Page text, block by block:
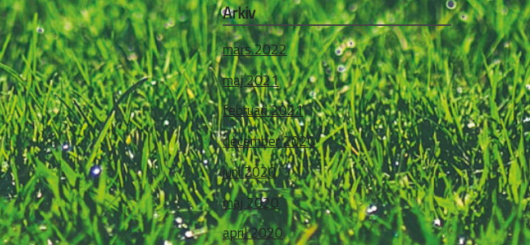
Arkiv
mars 2022
maj 2021
februari 2021
december 2020
juni 2020
maj 2020
april 2020